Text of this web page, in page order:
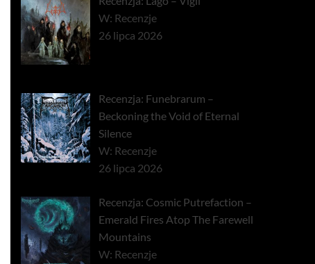
W: Recenzje
26 lipca 2026
Recenzja: Funebrarum –
Beckoning the Void of Eternal
Silence
W: Recenzje
26 lipca 2026
Recenzja: Cosmic Putrefaction –
Emerald Fires Atop The Farewell
Mountains
W: Recenzje